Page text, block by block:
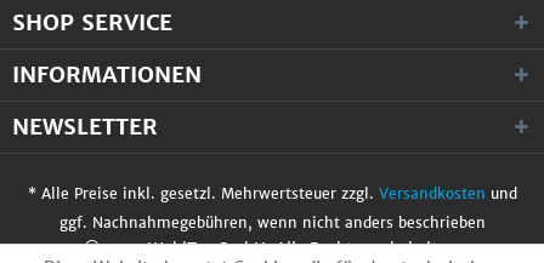
SHOP SERVICE
INFORMATIONEN
NEWSLETTER
* Alle Preise inkl. gesetzl. Mehrwertsteuer zzgl. Versandkosten und
ggf. Nachnahmegebühren, wenn nicht anders beschrieben
© 2017 WobiTec GmbH. Alle Rechte vorbehalten.